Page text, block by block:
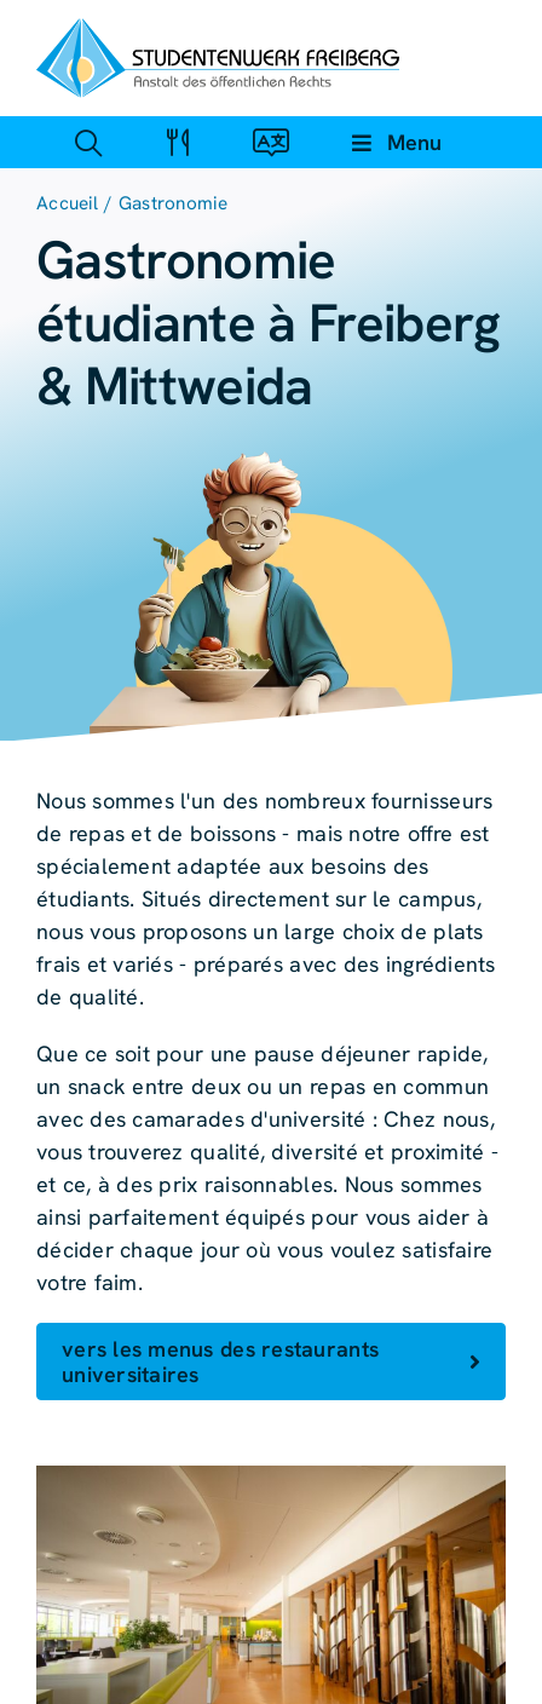
content
Menu
Accueil Gastronomie
Gastronomie
étudiante à Freiberg
& Mittweida
Nous sommes l'un des nombreux fournisseurs
de repas et de boissons - mais notre offre est
spécialement adaptée aux besoins des
étudiants. Situés directement sur le campus,
nous vous proposons un large choix de plats
frais et variés - préparés avec des ingrédients
de qualité.
Que ce soit pour une pause déjeuner rapide,
un snack entre deux ou un repas en commun
avec des camarades d'université : Chez nous,
vous trouverez qualité, diversité et proximité -
et ce, à des prix raisonnables. Nous sommes
ainsi parfaitement équipés pour vous aider à
décider chaque jour où vous voulez satisfaire
votre faim.
vers les menus des restaurants
universitaires